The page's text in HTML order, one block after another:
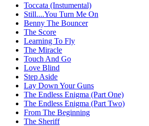
Toccata (Instumental)
Still....You Turn Me On
Benny The Bouncer
The Score
Learning To Fly
The Miracle
Touch And Go
Love Blind
Step Aside
Lay Down Your Guns
The Endless Enigma (Part One)
The Endless Enigma (Part Two)
From The Beginning
The Sheriff